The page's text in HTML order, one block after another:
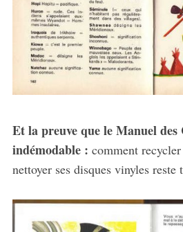
Et la preuve que le Manuel des
indémodable : comment
nettoyer ses disques vinyles